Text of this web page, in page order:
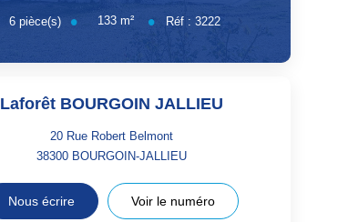
6pièce(s) 133m² Réf :3222
Laforêt BOURGOIN JALLIEU
20 Rue Robert Belmont
38300 BOURGOIN-JALLIEU
Nous écrire Voir le numéro